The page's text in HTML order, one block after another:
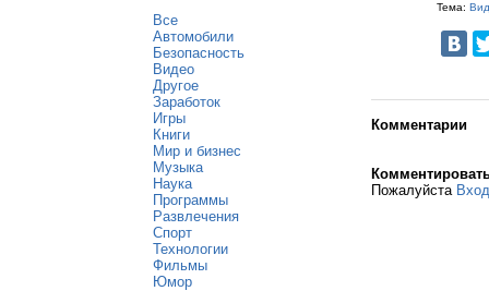
Все
Автомобили
Безопасность
Видео
Другое
Заработок
Игры
Книги
Мир и бизнес
Музыка
Наука
Программы
Развлечения
Спорт
Технологии
Фильмы
Юмор
Тема:
Комментарии
Пожалуйста Вход